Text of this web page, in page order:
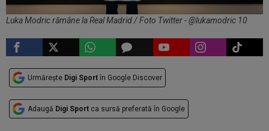
Luka Modric rămâne la Real Madrid / Foto Twitter - @lukamodric 10
Urmărește Digi Sport în Google Discover
Adaugă Digi Sport ca sursă preferată în Google